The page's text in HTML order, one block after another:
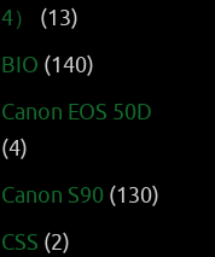
4）
(13)
BIO (140)
Canon EOS 50D
(4)
Canon S90 (130)
CSS (2)